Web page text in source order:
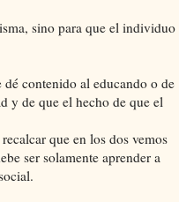
sino para que el individuo
contenido al educando o de
y de que el hecho de que el
que en los dos vemos
ser solamente aprender a